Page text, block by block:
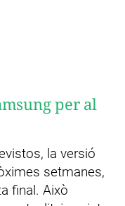
per al
la versió
setmanes,
final. Això